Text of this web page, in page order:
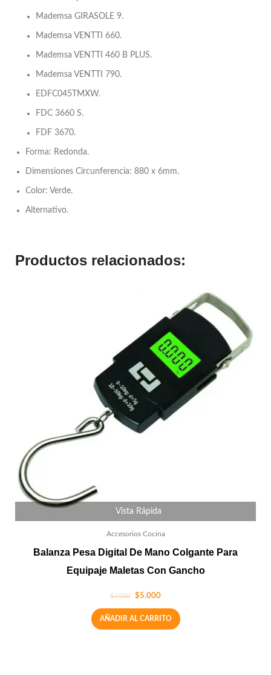
Mademsa GIRASOLE 9.
Mademsa VENTTI 660.
Mademsa VENTTI 460 B PLUS.
Mademsa VENTTI 790.
EDFC045TMXW.
FDC 3660 S.
FDF 3670.
Forma: Redonda.
Dimensiones Circunferencia: 880 x 6mm.
Color: Verde.
Alternativo.
Productos relacionados:
Vista Rápida
Accesorios Cocina
Balanza Pesa Digital De Mano Colgante Para
Equipaje Maletas Con Gancho
$7.000 $5.000
AÑADIR AL CARRITO